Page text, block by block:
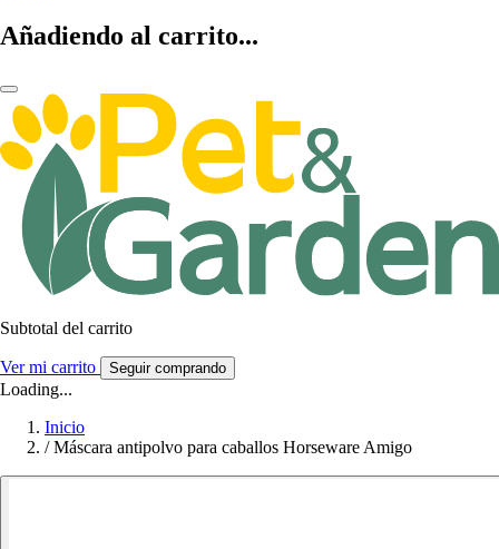
Añadiendo al carrito...
Subtotal del carrito
Ver mi carrito Seguir comprando
Loading...
Inicio
/ Máscara antipolvo para caballos Horseware Amigo